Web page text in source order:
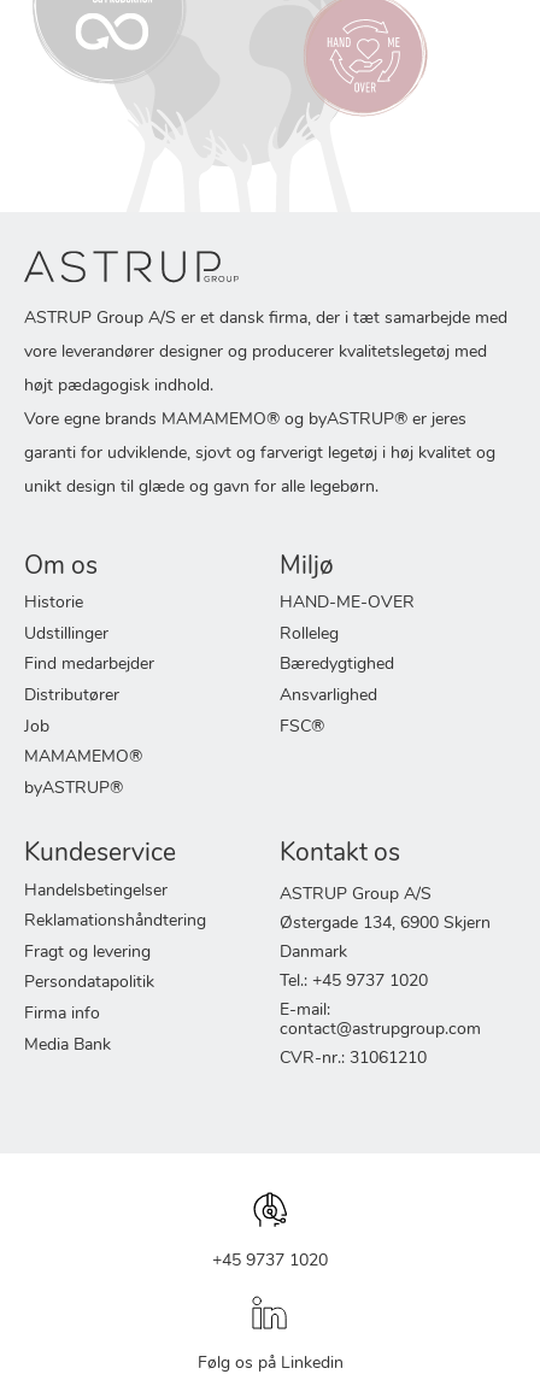
ASTRUP Group A/S er et dansk firma, der i tæt samarbejde med
vore leverandører designer og producerer kvalitetslegetøj med
højt pædagogisk indhold.
Vore egne brands MAMAMEMO® og byASTRUP® er jeres
garanti for udviklende, sjovt og farverigt legetøj i høj kvalitet og
unikt design til glæde og gavn for alle legebørn.
Om os
Historie
Udstillinger
Find medarbejder
Distributører
Job
MAMAMEMO®
byASTRUP®
Miljø
HAND-ME-OVER
Rolleleg
Bæredygtighed
Ansvarlighed
FSC®
Kundeservice
Handelsbetingelser
Reklamationshåndtering
Fragt og levering
Persondatapolitik
Firma info
Media Bank
Kontakt os
ASTRUP Group A/S
Østergade 134, 6900 Skjern
Danmark
Tel.: +45 9737 1020
E-mail:
contact@astrupgroup.com
CVR-nr.: 31061210
+45 9737 1020
Følg os på Linkedin